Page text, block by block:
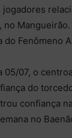
, no
do Fenômeno
05/07, o
do
confiança na
no